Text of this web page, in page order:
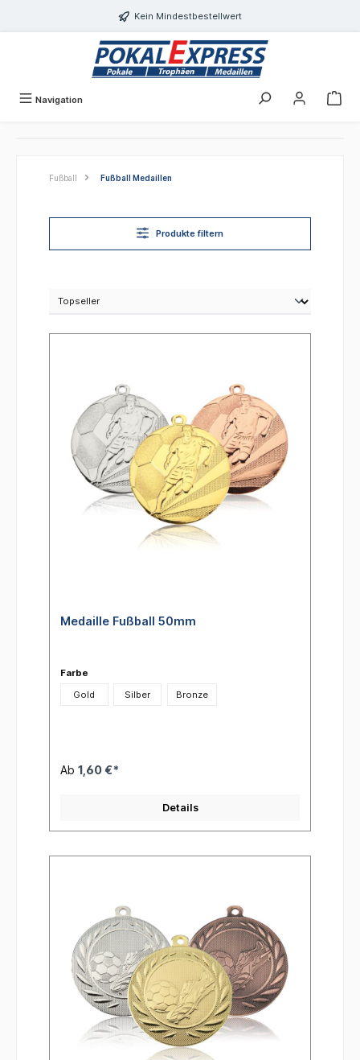
Kein Mindestbestellwert
Navigation
Fußball Fußball Medaillen
Produkte filtern
Medaille Fußball 50mm
Farbe
Gold
Silber Bronze
Ab 1,60 €*
Details